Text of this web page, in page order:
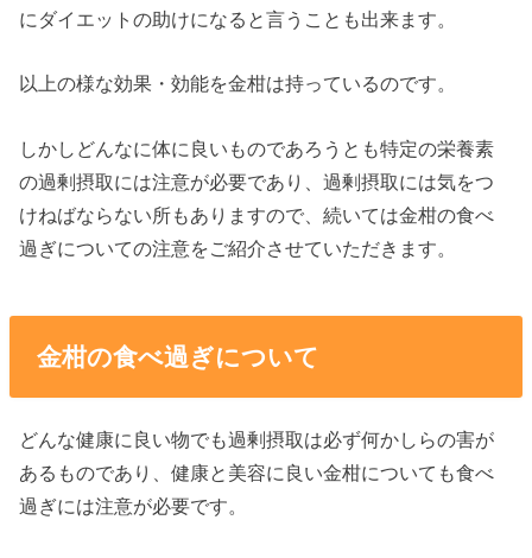
にダイエットの助けになると言うことも出来ます。
以上の様な効果・効能を金柑は持っているのです。
しかしどんなに体に良いものであろうとも特定の栄養素
の過剰摂取には注意が必要であり、過剰摂取には気をつ
けねばならない所もありますので、続いては金柑の食べ
過ぎについての注意をご紹介させていただきます。
金柑の食べ過ぎについて
どんな健康に良い物でも過剰摂取は必ず何かしらの害が
あるものであり、健康と美容に良い金柑についても食べ
過ぎには注意が必要です。